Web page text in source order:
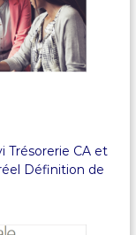
Trésorerie CA et
Définition de